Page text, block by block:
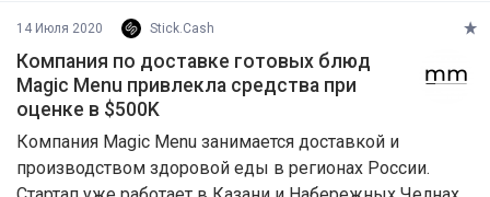
14 Июля 2020 Stick.Cash
Компания по доставке готовых блюд
Magic Menu привлекла средства при
оценке в $500K
Компания Magic Menu занимается доставкой и
производством здоровой еды в регионах России.